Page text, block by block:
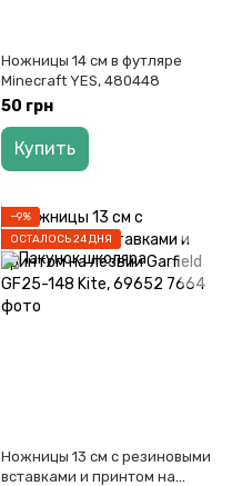
Ножницы 14 см в футляре
Minecraft YES, 480448
50 грн
Купить
−9%
ОСТАЛОСЬ 24 ДНЯ
Ножницы 13 см с резиновыми
вставками и принтом на